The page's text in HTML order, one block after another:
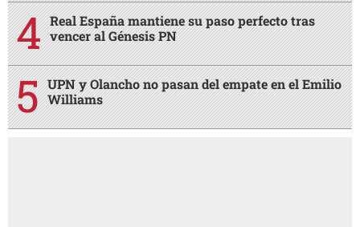
Real España mantiene su paso perfecto tras
vencer al Génesis PN
UPN y Olancho no pasan del empate en el Emilio
Williams